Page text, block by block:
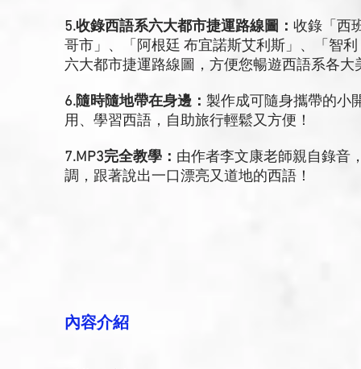
5.收錄西語系六大都市捷運路線圖： 收錄「西
哥市」、「阿根廷 布宜諾斯艾利斯」、「智
六大都市捷運路線圖，方便您暢遊西語系各大
6.隨時隨地帶在身邊： 製作成可隨身攜帶的小
用、學習西語，自助旅行輕鬆又方便！
7.MP3完全教學： 由作者李文康老師親自錄音
調，跟著說出一口漂亮又道地的西語！
內容介紹